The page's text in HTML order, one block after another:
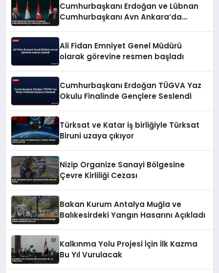
Cumhurbaşkanı Erdoğan ve Lübnan
Cumhurbaşkanı Avn Ankara’da
Ali Fidan Emniyet Genel Müdürü
olarak görevine resmen başladı
Cumhurbaşkanı Erdoğan TÜGVA Yaz
Okulu Finalinde Gençlere Seslendi
Türksat ve Katar iş birliğiyle Türksat
Biruni uzaya çıkıyor
Nizip Organize Sanayi Bölgesine
Çevre Kirliliği Cezası
Bakan Kurum Antalya Muğla ve
Balıkesirdeki Yangın Hasarını Açıkladı
Kalkınma Yolu Projesi İçin İlk Kazma
Bu Yıl Vurulacak